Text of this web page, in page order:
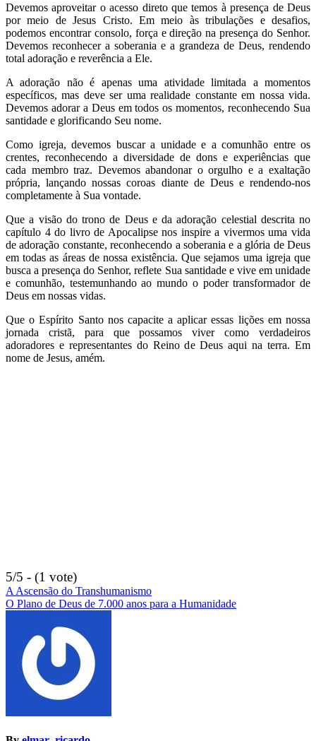
Devemos aproveitar o acesso direto que temos à presença de Deus
por meio de Jesus Cristo. Em meio às tribulações e desafios,
podemos encontrar consolo, força e direção na presença do Senhor.
Devemos reconhecer a soberania e a grandeza de Deus, rendendo
total adoração e reverência a Ele.
A adoração não é apenas uma atividade limitada a momentos
específicos, mas deve ser uma realidade constante em nossa vida.
Devemos adorar a Deus em todos os momentos, reconhecendo Sua
santidade e glorificando Seu nome.
Como igreja, devemos buscar a unidade e a comunhão entre os
crentes, reconhecendo a diversidade de dons e experiências que
cada membro traz. Devemos abandonar o orgulho e a exaltação
própria, lançando nossas coroas diante de Deus e rendendo-nos
completamente à Sua vontade.
Que a visão do trono de Deus e da adoração celestial descrita no
capítulo 4 do livro de Apocalipse nos inspire a vivermos uma vida
de adoração constante, reconhecendo a soberania e a glória de Deus
em todas as áreas de nossa existência. Que sejamos uma igreja que
busca a presença do Senhor, reflete Sua santidade e vive em unidade
e comunhão, testemunhando ao mundo o poder transformador de
Deus em nossas vidas.
Que o Espírito Santo nos capacite a aplicar essas lições em nossa
jornada cristã, para que possamos viver como verdadeiros
adoradores e representantes do Reino de Deus aqui na terra. Em
nome de Jesus, amém.
5/5 - (1 vote)
Navegação
de
artigos
A Ascensão do Transhumanismo
O Plano de Deus de 7.000 anos para a Humanidade